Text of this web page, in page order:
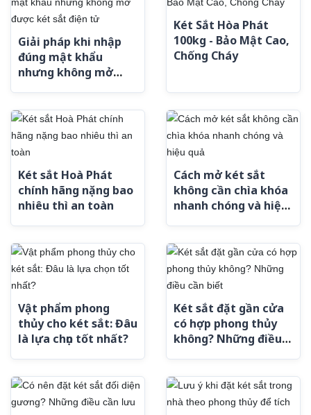
Giải pháp khi nhập
đúng mật khẩu
nhưng không mở
Két Sắt Hòa Phát
100kg - Bảo Mật Cao,
Chống Cháy
Két sắt Hoà Phát
chính hãng nặng bao
nhiêu thì an toàn
Cách mở két sắt
không cần chìa khóa
nhanh chóng và hiệu
Vật phẩm phong
thủy cho két sắt: Đâu
là lựa chọn tốt nhất?
Két sắt đặt gần cửa
có hợp phong thủy
không? Những điều